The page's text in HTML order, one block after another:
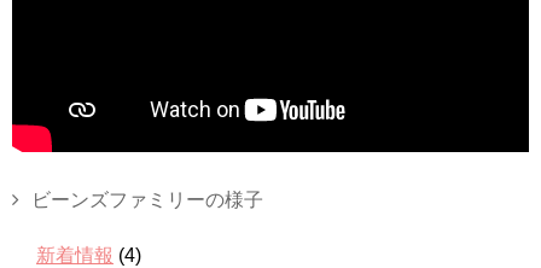
ビーンズファミリーの様子
新着情報 (4)